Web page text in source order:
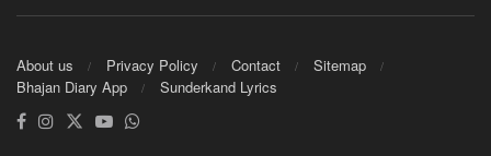
About us Privacy Policy Contact
Sitemap
Bhajan Diary App
Sunderkand Lyrics